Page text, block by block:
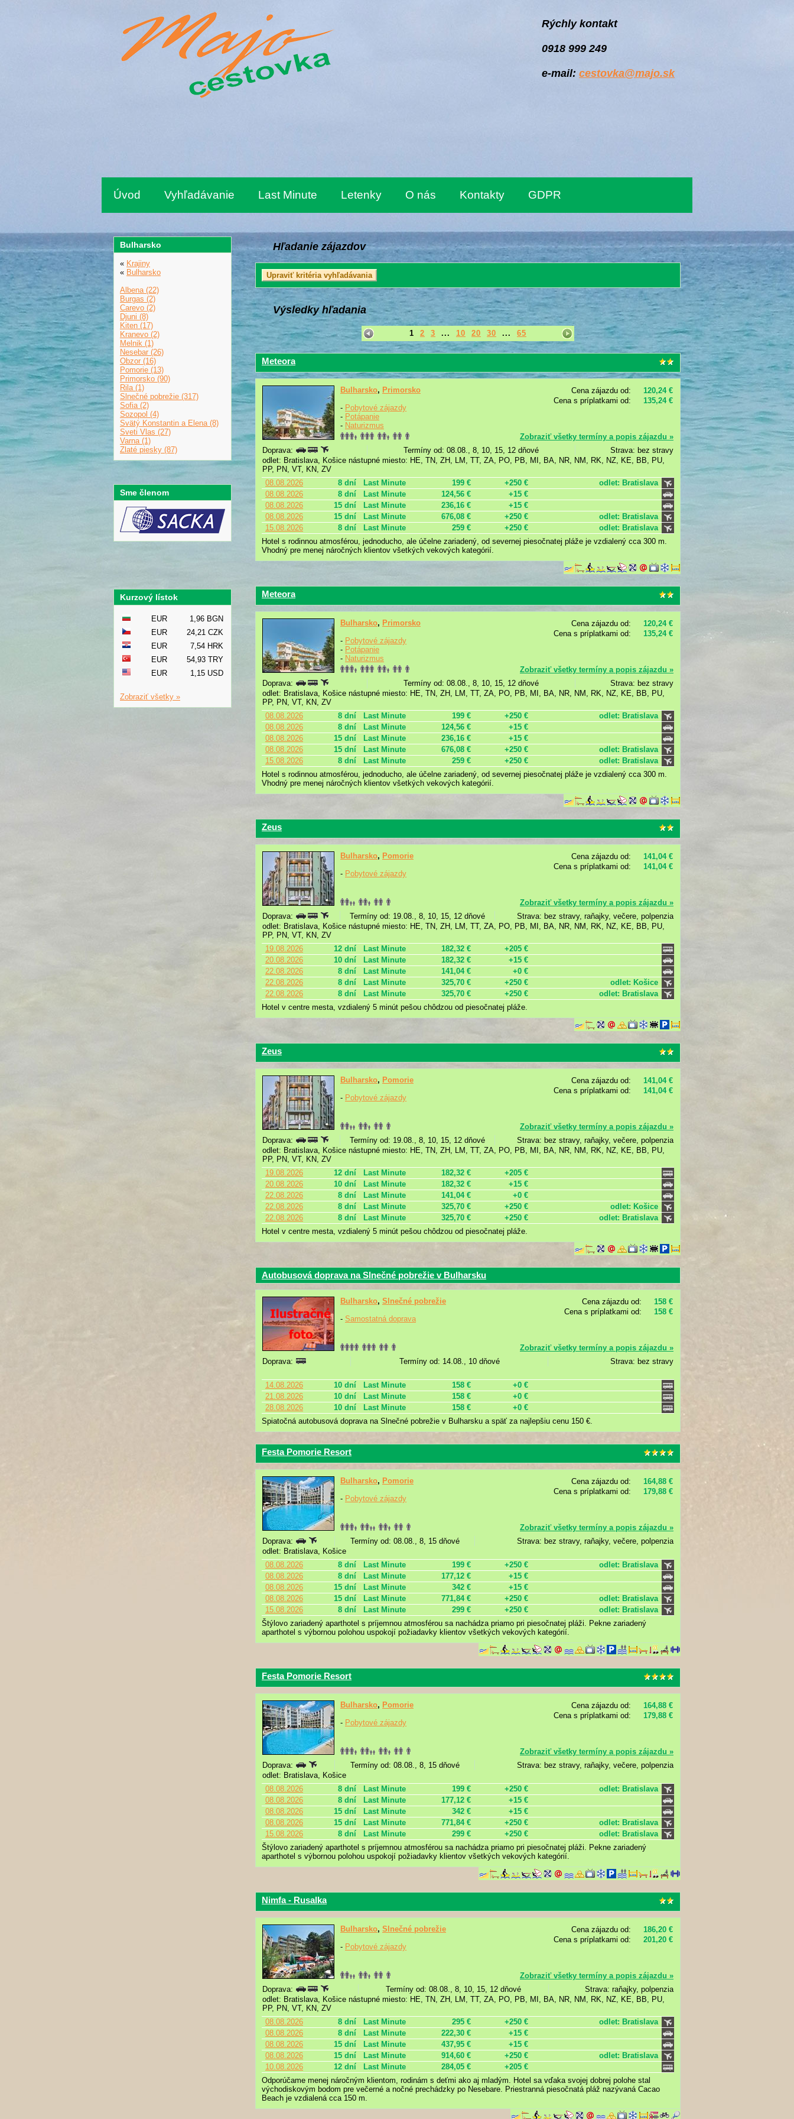
Rýchly kontakt
0918 999 249
e-mail: cestovka@majo.sk
Úvod Vyhľadávanie Last Minute Letenky O nás Kontakty GDPR
Hľadanie zájazdov
Výsledky hľadania
1 2 3 ... 10 20 30 ... 65
Meteora
Cena zájazdu od:
120,24 €
Cena s príplatkami od:
135,24 €
Bulharsko, Primorsko
- Pobytové zájazdy
- Potápanie
- Naturizmus
Zobraziť všetky termíny a popis zájazdu »
Doprava:
Termíny od: 08.08., 8, 10, 15, 12 dňové
Strava: bez stravy
odlet: Bratislava, Košice nástupné miesto: HE, TN, ZH, LM, TT, ZA, PO, PB, MI, BA, NR, NM, RK, NZ, KE, BB, PU,
PP, PN, VT, KN, ZV
08.08.2026
8 dní Last Minute 199 € +250 €
odlet: Bratislava
08.08.2026
8 dní Last Minute 124,56 €
+15 €
08.08.2026
15 dní Last Minute 236,16 €
+15 €
08.08.2026
15 dní Last Minute 676,08 € +250 €
odlet: Bratislava
15.08.2026
8 dní Last Minute 259 € +250 €
odlet: Bratislava
Hotel s rodinnou atmosférou, jednoducho, ale účelne zariadený, od severnej piesočnatej pláže je vzdialený cca 300 m.
Vhodný pre menej náročných klientov všetkých vekových kategórií.
Meteora
Cena zájazdu od:
120,24 €
Cena s príplatkami od:
135,24 €
Bulharsko, Primorsko
- Pobytové zájazdy
- Potápanie
- Naturizmus
Zobraziť všetky termíny a popis zájazdu »
Doprava:
Termíny od: 08.08., 8, 10, 15, 12 dňové
Strava: bez stravy
odlet: Bratislava, Košice nástupné miesto: HE, TN, ZH, LM, TT, ZA, PO, PB, MI, BA, NR, NM, RK, NZ, KE, BB, PU,
PP, PN, VT, KN, ZV
08.08.2026
8 dní Last Minute 199 € +250 €
odlet: Bratislava
08.08.2026
8 dní Last Minute 124,56 €
+15 €
08.08.2026
15 dní Last Minute 236,16 €
+15 €
08.08.2026
15 dní Last Minute 676,08 € +250 €
odlet: Bratislava
15.08.2026
8 dní Last Minute 259 € +250 €
odlet: Bratislava
Hotel s rodinnou atmosférou, jednoducho, ale účelne zariadený, od severnej piesočnatej pláže je vzdialený cca 300 m.
Vhodný pre menej náročných klientov všetkých vekových kategórií.
Zeus
Cena zájazdu od:
141,04 €
Cena s príplatkami od:
141,04 €
Bulharsko, Pomorie
- Pobytové zájazdy
Zobraziť všetky termíny a popis zájazdu »
Doprava:
Termíny od: 19.08., 8, 10, 15, 12 dňové
Strava: bez stravy, raňajky, večere, polpenzia
odlet: Bratislava, Košice nástupné miesto: HE, TN, ZH, LM, TT, ZA, PO, PB, MI, BA, NR, NM, RK, NZ, KE, BB, PU,
PP, PN, VT, KN, ZV
19.08.2026
12 dní Last Minute 182,32 €
+205 €
20.08.2026
10 dní Last Minute 182,32 €
+15 €
22.08.2026
8 dní Last Minute 141,04 €
+0 €
22.08.2026
8 dní Last Minute 325,70 € +250 €
odlet: Košice
22.08.2026
8 dní Last Minute 325,70 € +250 €
odlet: Bratislava
Hotel v centre mesta, vzdialený 5 minút pešou chôdzou od piesočnatej pláže.
Zeus
Cena zájazdu od:
141,04 €
Cena s príplatkami od:
141,04 €
Bulharsko, Pomorie
- Pobytové zájazdy
Zobraziť všetky termíny a popis zájazdu »
Doprava:
Termíny od: 19.08., 8, 10, 15, 12 dňové
Strava: bez stravy, raňajky, večere, polpenzia
odlet: Bratislava, Košice nástupné miesto: HE, TN, ZH, LM, TT, ZA, PO, PB, MI, BA, NR, NM, RK, NZ, KE, BB, PU,
PP, PN, VT, KN, ZV
19.08.2026
12 dní Last Minute 182,32 €
+205 €
20.08.2026
10 dní Last Minute 182,32 €
+15 €
22.08.2026
8 dní Last Minute 141,04 €
+0 €
22.08.2026
8 dní Last Minute 325,70 € +250 €
odlet: Košice
22.08.2026
8 dní Last Minute 325,70 € +250 €
odlet: Bratislava
Hotel v centre mesta, vzdialený 5 minút pešou chôdzou od piesočnatej pláže.
Autobusová doprava na Slnečné pobrežie v Bulharsku
Cena zájazdu od:
158 €
Cena s príplatkami od:
158 €
Bulharsko, Slnečné pobrežie
- Samostatná doprava
Zobraziť všetky termíny a popis zájazdu »
Doprava:
Termíny od: 14.08., 10 dňové Strava: bez stravy
14.08.2026 10 dní Last Minute 158 €
+0 €
21.08.2026
10 dní Last Minute 158 €
+0 €
28.08.2026
10 dní Last Minute 158 €
+0 €
Spiatočná autobusová doprava na Slnečné pobrežie v Bulharsku a späť za najlepšiu cenu 150 €.
Festa Pomorie Resort
Cena zájazdu od:
164,88 €
Cena s príplatkami od:
179,88 €
Bulharsko, Pomorie
- Pobytové zájazdy
Zobraziť všetky termíny a popis zájazdu »
Doprava:
Termíny od: 08.08., 8, 15 dňové
Strava: bez stravy, raňajky, večere, polpenzia
odlet: Bratislava, Košice
08.08.2026
8 dní Last Minute 199 € +250 €
odlet: Bratislava
08.08.2026
8 dní Last Minute 177,12 €
+15 €
08.08.2026
15 dní Last Minute 342 €
+15 €
08.08.2026
15 dní Last Minute 771,84 € +250 €
odlet: Bratislava
15.08.2026
8 dní Last Minute 299 € +250 €
odlet: Bratislava
Štýlovo zariadený aparthotel s príjemnou atmosférou sa nachádza priamo pri piesočnatej pláži. Pekne zariadený
aparthotel s výbornou polohou uspokojí požiadavky klientov všetkých vekových kategórií.
Festa Pomorie Resort
Cena zájazdu od:
164,88 €
Cena s príplatkami od:
179,88 €
Bulharsko, Pomorie
- Pobytové zájazdy
Zobraziť všetky termíny a popis zájazdu »
Doprava:
Termíny od: 08.08., 8, 15 dňové
Strava: bez stravy, raňajky, večere, polpenzia
odlet: Bratislava, Košice
08.08.2026
8 dní Last Minute 199 € +250 €
odlet: Bratislava
08.08.2026
8 dní Last Minute 177,12 €
+15 €
08.08.2026
15 dní Last Minute 342 €
+15 €
08.08.2026
15 dní Last Minute 771,84 € +250 €
odlet: Bratislava
15.08.2026
8 dní Last Minute 299 € +250 €
odlet: Bratislava
Štýlovo zariadený aparthotel s príjemnou atmosférou sa nachádza priamo pri piesočnatej pláži. Pekne zariadený
aparthotel s výbornou polohou uspokojí požiadavky klientov všetkých vekových kategórií.
Nimfa - Rusalka
Cena zájazdu od:
186,20 €
Cena s príplatkami od:
201,20 €
Bulharsko, Slnečné pobrežie
- Pobytové zájazdy
Zobraziť všetky termíny a popis zájazdu »
Doprava:
Termíny od: 08.08., 8, 10, 15, 12 dňové
Strava: raňajky, polpenzia
odlet: Bratislava, Košice nástupné miesto: HE, TN, ZH, LM, TT, ZA, PO, PB, MI, BA, NR, NM, RK, NZ, KE, BB, PU,
PP, PN, VT, KN, ZV
08.08.2026
8 dní Last Minute 295 € +250 €
odlet: Bratislava
08.08.2026
8 dní Last Minute 222,30 €
+15 €
08.08.2026
15 dní Last Minute 437,95 €
+15 €
08.08.2026
15 dní Last Minute 914,60 € +250 €
odlet: Bratislava
10.08.2026
12 dní Last Minute 284,05 €
+205 €
Odporúčame menej náročným klientom, rodinám s deťmi ako aj mladým. Hotel sa vďaka svojej dobrej polohe stal
východiskovým bodom pre večerné a nočné prechádzky po Nesebare. Priestranná piesočnatá pláž nazývaná Cacao
Beach je vzdialená cca 150 m.
Bulharsko
« Krajiny
« Bulharsko
Albena (22)
Burgas (2)
Carevo (2)
Djuni (8)
Kiten (17)
Kranevo (2)
Melnik (1)
Nesebar (26)
Obzor (16)
Pomorie (13)
Primorsko (90)
Rila (1)
Slnečné pobrežie (317)
Sofia (2)
Sozopol (4)
Svätý Konstantin a Elena (8)
Sveti Vlas (27)
Varna (1)
Zlaté piesky (87)
Sme členom
Kurzový lístok
EUR
1,96 BGN
EUR
24,21 CZK
EUR
7,54 HRK
EUR
54,93 TRY
EUR
1,15 USD
Zobraziť všetky »